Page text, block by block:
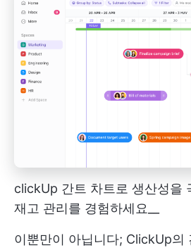
clickUp 간트 차트로 생산성을
재고 관리를 경험하세요__
이뿐만이 아닙니다; ClickUp의